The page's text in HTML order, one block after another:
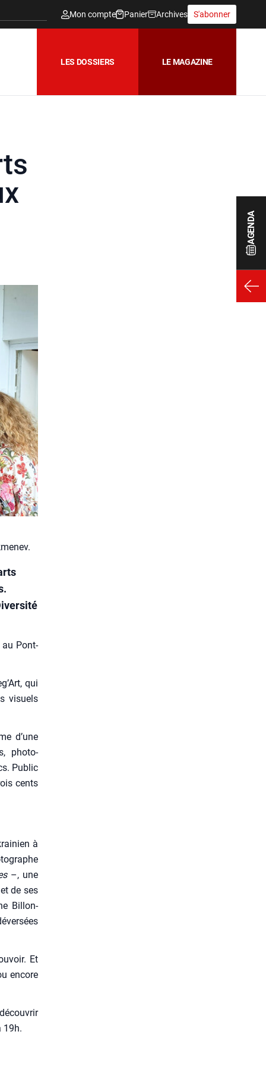
AGENDA
Mon compte Panier Archives S'abonner
LES DOSSIERS LE MAGAZINE
Pont-
qui
visuels
d’une
pho­to­
Public
cents
à
–, une
de ses
Billon-
Et
encore
19h.